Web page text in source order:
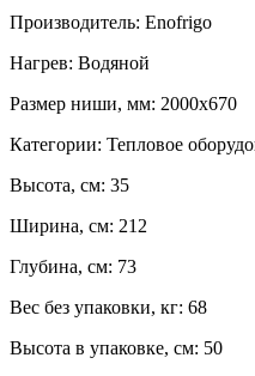
Производитель: Enofrigo
Нагрев: Водяной
Размер ниши, мм: 2000х670
Категории: Тепловое
Высота, см: 35
Ширина, см: 212
Глубина, см: 73
Вес без упаковки, кг: 68
Высота в упаковке, см: 50